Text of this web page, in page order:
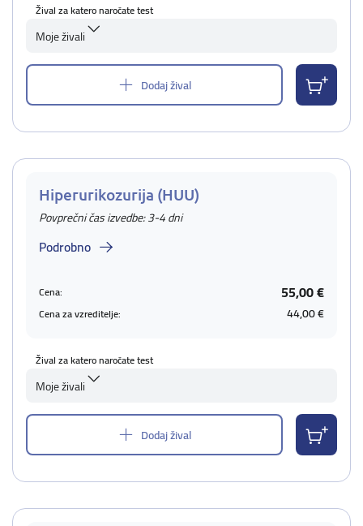
Žival za katero naročate test
Moje živali
Dodaj žival
Hiperurikozurija (HUU)
Povprečni čas izvedbe: 3-4 dni
Podrobno
Cena: 55,00 €
Cena za vzreditelje: 44,00 €
Žival za katero naročate test
Moje živali
Dodaj žival